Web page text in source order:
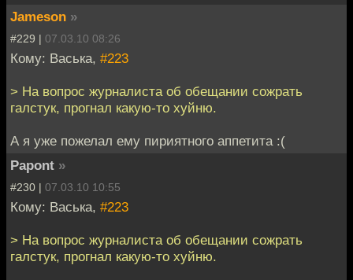
Jameson »
#229 | 07.03.10 08:26
Кому: Васька, #223
> На вопрос журналиста об обещании сожрать
галстук, прогнал какую-то хуйню.
А я уже пожелал ему пириятного аппетита :(
Papont »
#230 | 07.03.10 10:55
Кому: Васька, #223
> На вопрос журналиста об обещании сожрать
галстук, прогнал какую-то хуйню.